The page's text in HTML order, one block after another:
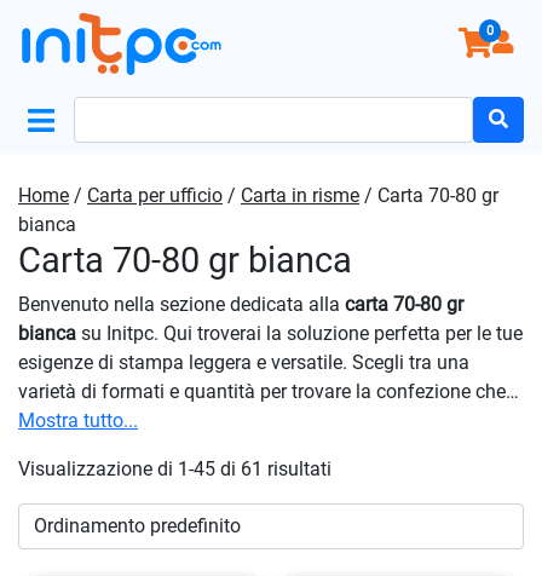
0
Home / Carta per ufficio / Carta in risme / Carta 70-80 gr
bianca
Carta 70-80 gr bianca
Benvenuto nella sezione dedicata alla carta 70-80 gr
bianca su Initpc. Qui troverai la soluzione perfetta per le tue
esigenze di stampa leggera e versatile. Scegli tra una
varietà di formati e quantità per trovare la confezione che
meglio si adatta alle tue esigenze, che tu stia stampando
progetti creativi. Ogni confezione è curata per garantire la
massima qualità e coerenza, consentendoti di ottenere
risultati eccezionali ogni volta. Ordina ora la tua
Mostra tutto...
Visualizzazione di 1-45 di 61 risultati